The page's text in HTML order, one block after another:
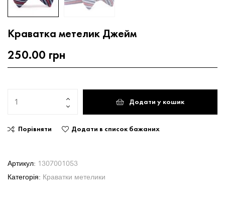
Краватка метелик Джейм
250.00 грн
Додати у кошик
Порівняти Додати в список бажаних
Артикул: 1307001053
Категорія: Краватки метелики